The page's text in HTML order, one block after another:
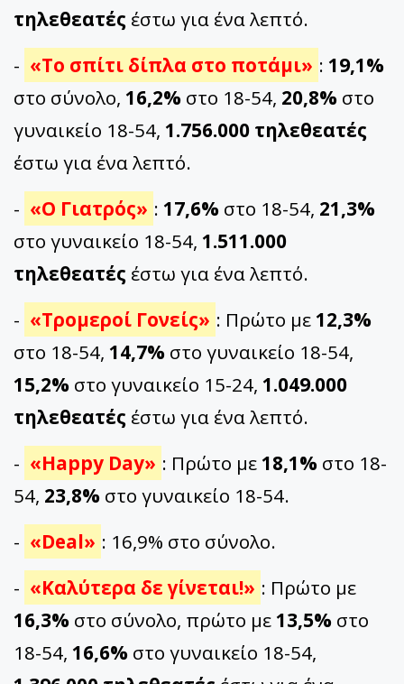
τηλεθεατές έστω για ένα λεπτό.
- «Το σπίτι δίπλα στο ποτάμι» : 19,1%
στο σύνολο, 16,2% στο 18-54, 20,8% στο
γυναικείο 18-54, 1.756.000 τηλεθεατές
έστω για ένα λεπτό.
- «Ο Γιατρός» : 17,6% στο 18-54, 21,3%
στο γυναικείο 18-54, 1.511.000
τηλεθεατές έστω για ένα λεπτό.
- «Τρομεροί Γονείς» : Πρώτο με 12,3%
στο 18-54, 14,7% στο γυναικείο 18-54,
15,2% στο γυναικείο 15-24, 1.049.000
τηλεθεατές έστω για ένα λεπτό.
- «Happy Day» : Πρώτο με 18,1% στο 18-
54, 23,8% στο γυναικείο 18-54.
- «Deal» : 16,9% στο σύνολο.
- «Καλύτερα δε γίνεται!» : Πρώτο με
16,3% στο σύνολο, πρώτο με 13,5% στο
18-54, 16,6% στο γυναικείο 18-54,